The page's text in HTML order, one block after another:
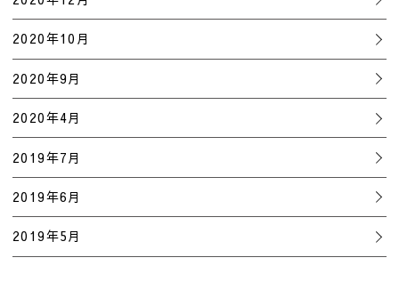
2020年10月
2020年9月
2020年4月
2019年7月
2019年6月
2019年5月